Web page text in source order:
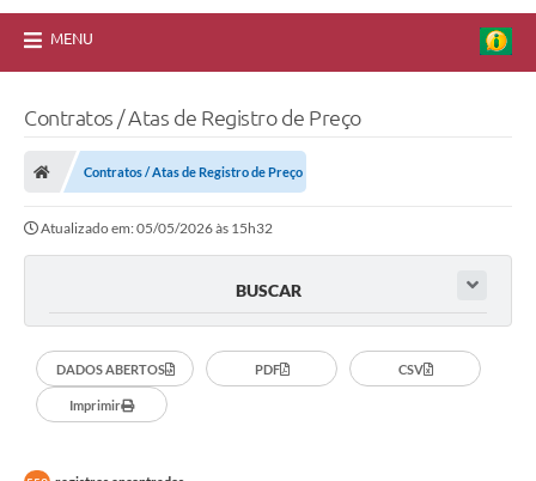
MENU
Contratos / Atas de Registro de Preço
Contratos / Atas de Registro de Preço
Atualizado em: 05/05/2026 às 15h32
BUSCAR
DADOS ABERTOS PDF CSV
Imprimir